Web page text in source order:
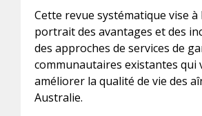
Cette revue systématique vise
portrait des avantages et des
des approches de services de
communautaires existantes qui
améliorer la qualité de vie des
Australie.